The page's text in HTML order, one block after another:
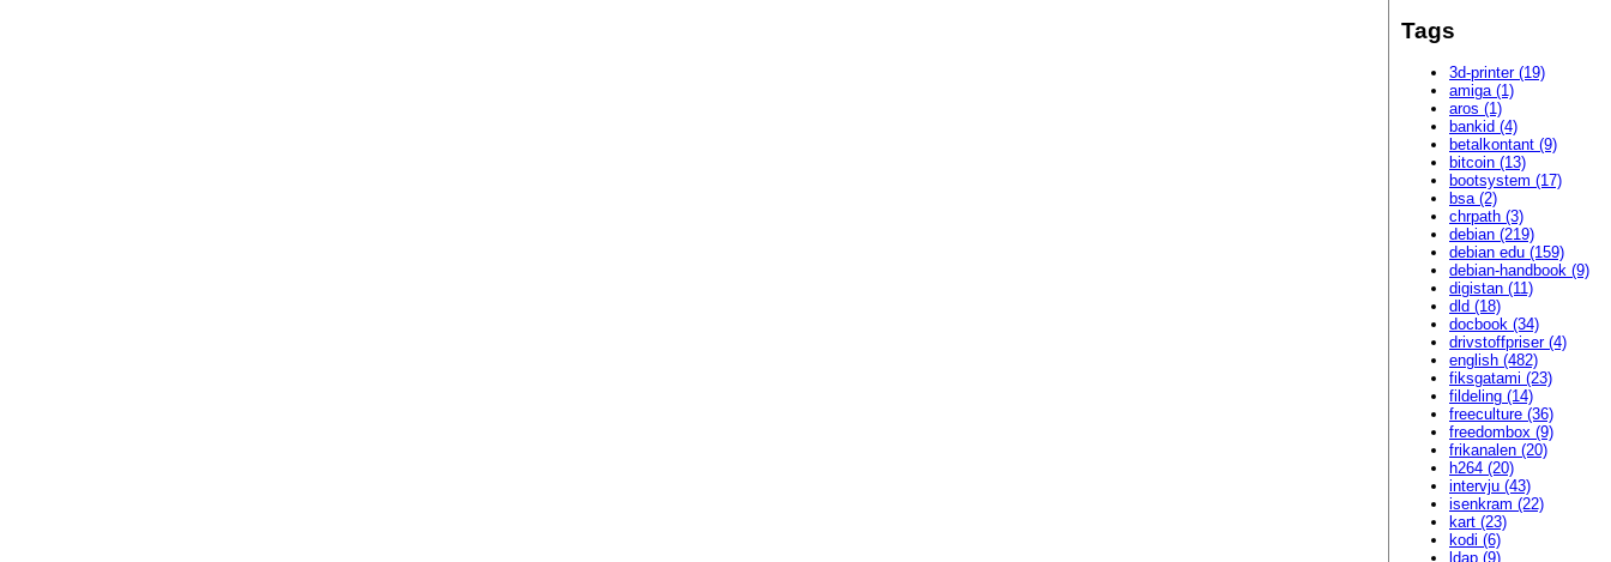
Tags
3d-printer (19)
amiga (1)
aros (1)
bankid (4)
betalkontant (9)
bitcoin (13)
bootsystem (17)
bsa (2)
chrpath (3)
debian (219)
debian edu (159)
debian-handbook (9)
digistan (11)
dld (18)
docbook (34)
drivstoffpriser (4)
english (482)
fiksgatami (23)
fildeling (14)
freeculture (36)
freedombox (9)
frikanalen (20)
h264 (20)
intervju (43)
isenkram (22)
kart (23)
kodi (6)
ldap (9)